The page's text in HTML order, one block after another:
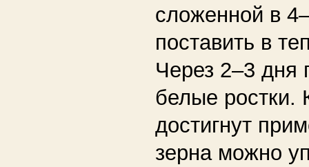
сложенной в
поставить в
Через 2–3 дня
белые ростки.
достигнут
зерна можно